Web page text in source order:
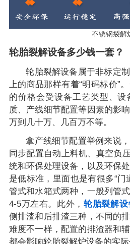
不锈钢裂解
轮胎裂解设备多少钱一套？
轮胎裂解设备属于非标定
上的商品那样有着“明码标价”
的价格会受设备工艺类型、
质、产线细节配置等因素的影
万到几十万、几百万不等。
拿产线细节配置举例来说
同步配置自动上料机、真空负
统和环保处理设备，以及环保
是低标准，里面也是有很多“门
管式和水箱式两种，一般列管
4-5万左右。此外，轮胎裂解
侧排渣和后排渣三种，不同的
难度不一样，配置的排渣器和
都会影响轮胎裂解炉设备的实际